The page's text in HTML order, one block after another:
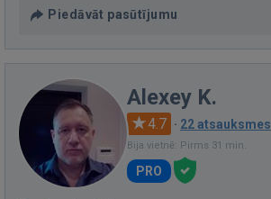
Piedāvāt pasūtījumu
Alexey K.
4.7 · 22 atsauksmes
Bija vietnē: Pirms 31 min.
PRO